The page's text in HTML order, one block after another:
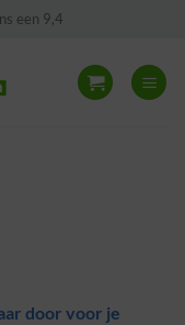
een 9,4
door voor je